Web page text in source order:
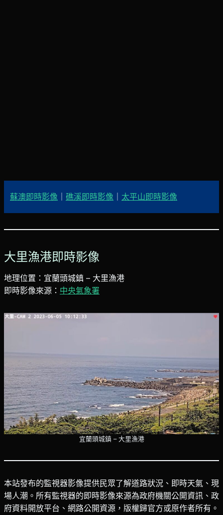
蘇澳即時影像 礁溪即時影像 太平山即時影像
大里漁港即時影像
地理位置：宜蘭頭城鎮 – 大里漁港
即時影像來源： 中央氣象署
宜蘭頭城鎮 – 大里漁港
本站發布的監視器影像提供民眾了解道路狀況、即時天氣、現
場人潮。所有監視器的即時影像來源為政府機關公開資訊、政
府資料開放平台、網路公開資源，版權歸官方或原作者所有。